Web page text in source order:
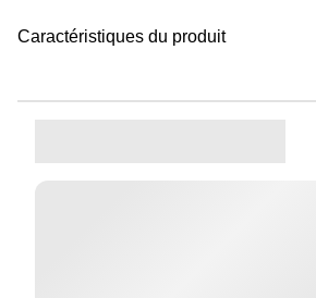
Caractéristiques du produit